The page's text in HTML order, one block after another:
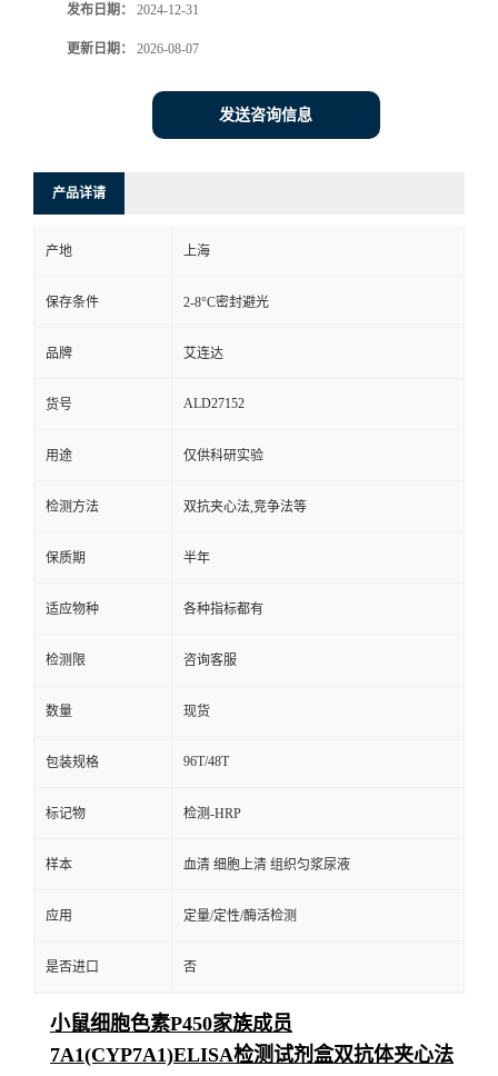
发布日期： 2024-12-31
更新日期： 2026-08-07
发送咨询信息
产品详请
产地 上海
保存条件 2-8°C密封避光
品牌 艾连达
货号 ALD27152
用途 仅供科研实验
检测方法 双抗夹心法,竞争法等
保质期 半年
适应物种 各种指标都有
检测限 咨询客服
数量 现货
包装规格 96T/48T
标记物 检测-HRP
样本 血清 细胞上清 组织匀浆尿液
应用 定量/定性/酶活检测
是否进口 否
小鼠细胞色素P450家族成员
7A1(CYP7A1)ELISA检测试剂盒双抗体夹心法